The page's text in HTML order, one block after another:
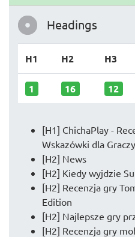
Headings
H1 H2 H3
1 16 12
[H1] ChichaPlay -
Wskazówki dla Graczy
[H2] News
[H2] Kiedy wyjdzie
[H2] Recenzja gry
Edition
[H2] Najlepsze gry
[H2] Recenzja gry